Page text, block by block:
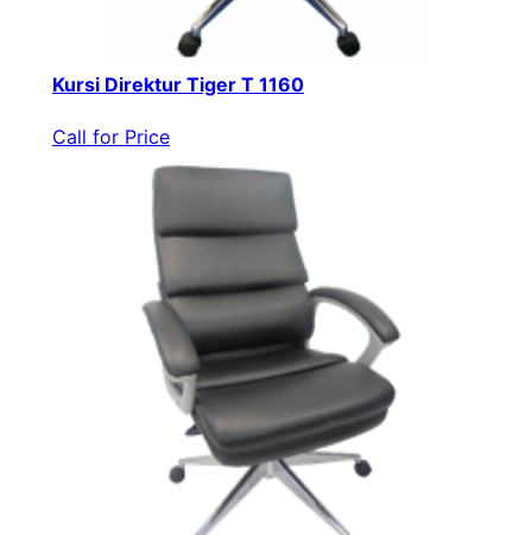
Kursi Direktur Tiger T 1160
Call for Price